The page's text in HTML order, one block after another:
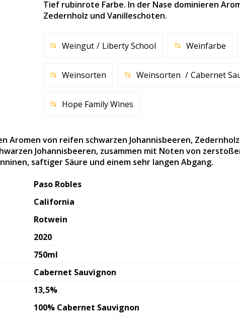
Tief rubinrote Farbe. In der Nase dominieren
Zedernholz und Vanilleschoten.
Weingut Liberty School Weinfarbe
Weinsorten Weinsorten Cabernet
Hope Family Wines
Paso Robles
California
Rotwein
2020
750ml
Cabernet Sauvignon
13,5%
100% Cabernet Sauvignon
Aromen von reifen schwarzen Johannisbeeren,
Johannisbeeren, zusammen mit Noten von
saftiger Säure und einem sehr langen Abgang.